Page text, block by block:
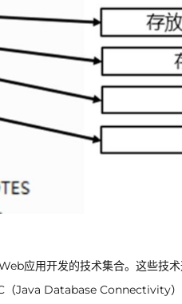
应用开发的技术集合。这些
（Java Database Connectivity